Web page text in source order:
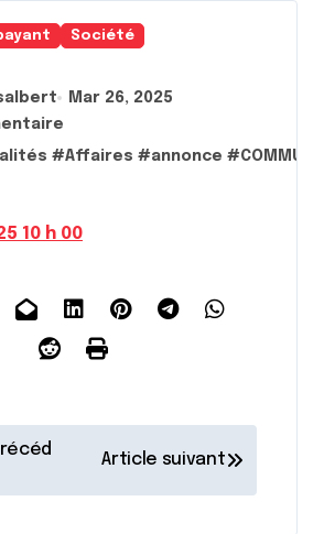
Société
Mar 26, 2025
#Affaires #annonce #
10 h 00
Article suivant